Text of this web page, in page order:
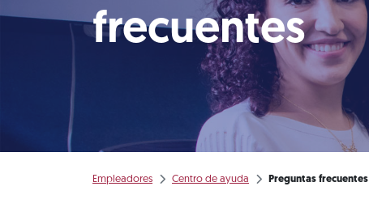
frecuentes
Empleadores Centro de ayuda Preguntas frecuentes